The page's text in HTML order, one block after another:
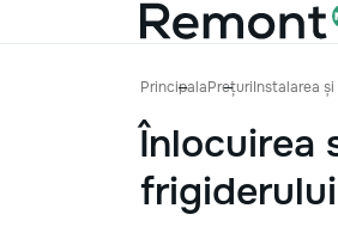
PrincipalaPrețuriInstalarea
Înlocuirea
frigiderului